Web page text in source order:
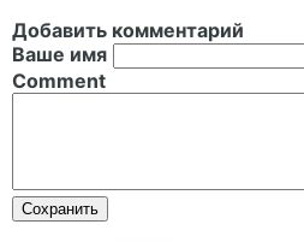
Добавить комментарий
Ваше имя
Comment